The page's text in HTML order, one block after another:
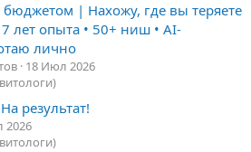
| Нахожу, где вы теряете
лет опыта • 50+ ниш • AI-
лично
18 Июл 2026
результат!
2026